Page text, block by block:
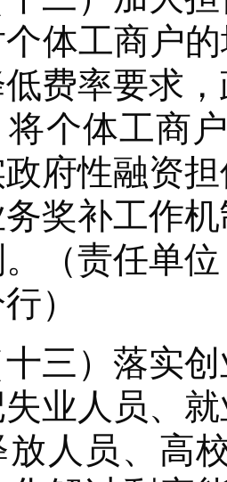
体工商户
费率要求
个体工商
府性融资
奖补工作
（责任单
）
）落实创
业人员、
放人员、高